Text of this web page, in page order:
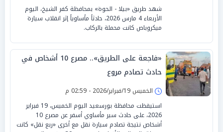
شهد طريق «بيلا - الحوة» بمحافظة كفر الشيخ، اليوم
الأربعاء 4 مارس 2026، حادثاً مأساوياً إثر انقلاب سيارة
ميكروباص كانت محملة بالركاب.
«فاجعة على الطريق».. مصرع 10 أشخاص في
حادث تصادم مروع
الخميس 19/فبراير/2026 - 02:59 م
استيقظت محافظة بورسعيد اليوم الخميس، 19 فبراير
2026، على حادث سير مأساوي أسفر عن مصرع 10
أشخاص نتيجة تصادم سيارة نقل مع أخرى «ربع نقل» كانت